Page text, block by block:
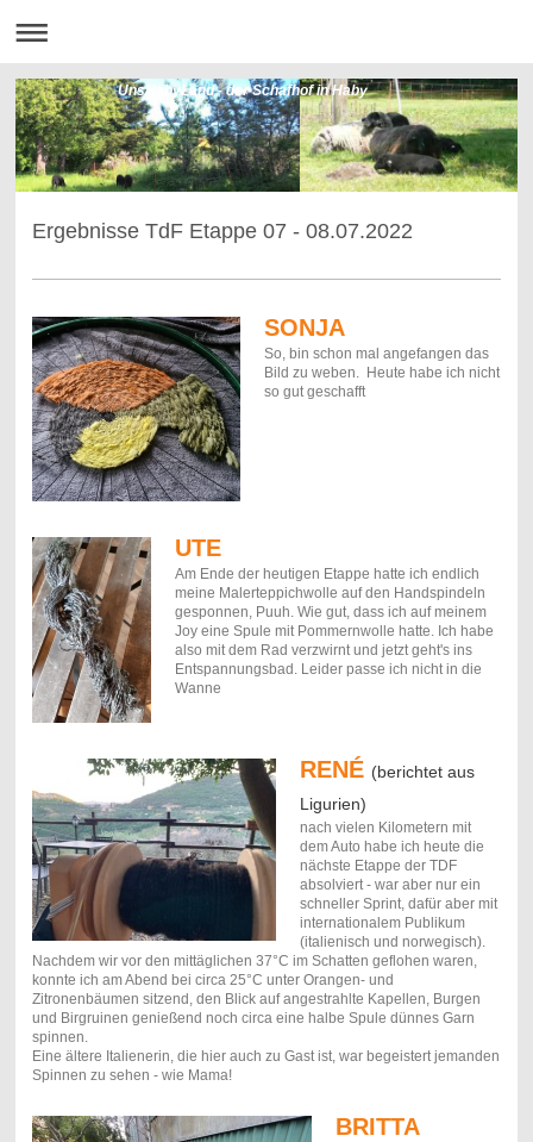
UnsHabyLand - der Schafhof in Haby
Ergebnisse TdF Etappe 07 - 08.07.2022
SONJA
So, bin schon mal angefangen das
Bild zu weben. Heute habe ich nicht
so gut geschafft
UTE
Am Ende der heutigen Etappe hatte ich endlich
meine Malerteppichwolle auf den Handspindeln
gesponnen, Puuh. Wie gut, dass ich auf meinem
Joy eine Spule mit Pommernwolle hatte. Ich habe
also mit dem Rad verzwirnt und jetzt geht's ins
Entspannungsbad. Leider passe ich nicht in die
Wanne
RENÉ (berichtet aus
Ligurien)
nach vielen Kilometern mit
dem Auto habe ich heute die
nächste Etappe der TDF
absolviert - war aber nur ein
schneller Sprint, dafür aber mit
internationalem Publikum
(italienisch und norwegisch).
Nachdem wir vor den mittäglichen 37°C im Schatten geflohen waren,
konnte ich am Abend bei circa 25°C unter Orangen- und
Zitronenbäumen sitzend, den Blick auf angestrahlte Kapellen, Burgen
und Birgruinen genießend noch circa eine halbe Spule dünnes Garn
spinnen.
Eine ältere Italienerin, die hier auch zu Gast ist, war begeistert jemanden
Spinnen zu sehen - wie Mama!
BRITTA